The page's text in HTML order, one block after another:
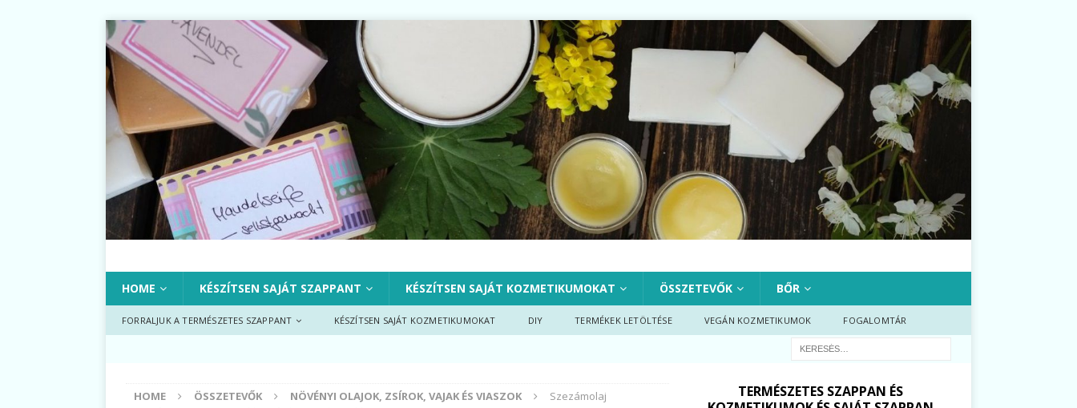
HOME KÉSZÍTSEN SAJÁT SZAPPANT KÉSZÍTSEN SAJÁT KOZMETIKUMOKAT ÖSSZETEVŐK BŐR
FORRALJUK A TERMÉSZETES SZAPPANT KÉSZÍTSEN SAJÁT KOZMETIKUMOKAT DIY TERMÉKEK LETÖLTÉSE VEGÁN KOZMETIKUMOK FOGALOMTÁR
HOME ÖSSZETEVŐK NÖVÉNYI OLAJOK, ZSÍROK, VAJAK ÉS VIASZOK
Szezámolaj
TERMÉSZETES SZAPPAN ÉS